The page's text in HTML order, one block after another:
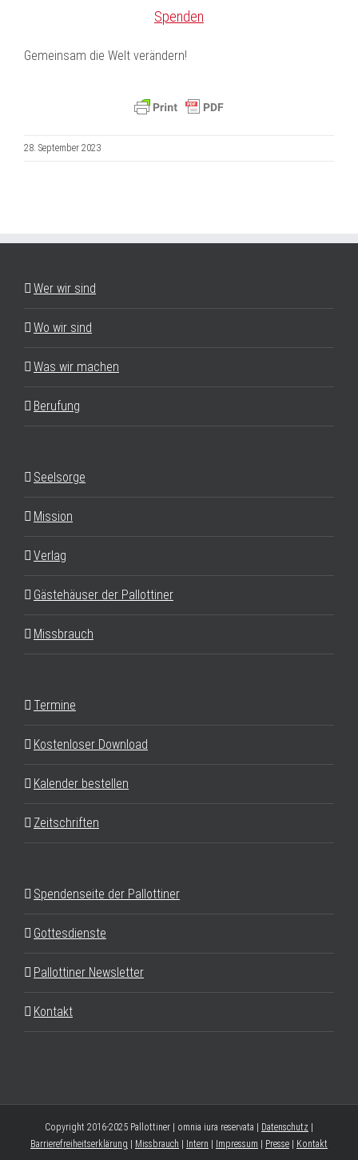
Spenden
Gemeinsam die Welt verändern!
28. September 2023
Wer wir sind
Wo wir sind
Was wir machen
Berufung
Seelsorge
Mission
Verlag
Gästehäuser der Pallottiner
Missbrauch
Termine
Kostenloser Download
Kalender bestellen
Zeitschriften
Spendenseite der Pallottiner
Gottesdienste
Pallottiner Newsletter
Kontakt
Copyright 2016-2025 Pallottiner | omnia iura reservata | Datenschutz
Barrierefreiheitserklärung
Missbrauch Intern Impressum Presse Kontakt